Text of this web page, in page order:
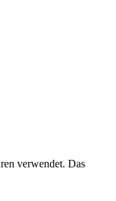
verwendet. Das